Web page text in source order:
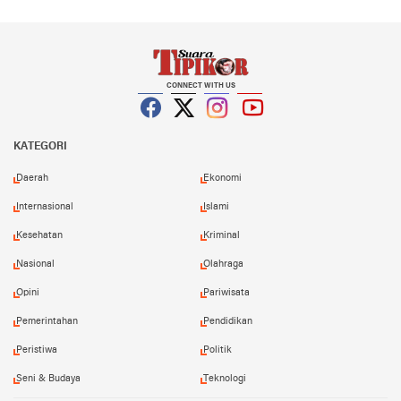
CONNECT WITH US
KATEGORI
Daerah Ekonomi
Internasional Islami
Kesehatan Kriminal
Nasional Olahraga
Opini Pariwisata
Pemerintahan Pendidikan
Peristiwa Politik
Seni & Budaya Teknologi